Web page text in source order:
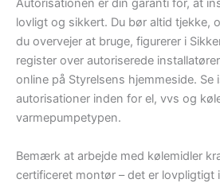
Autorisationen er din garanti for, at
lovligt og sikkert. Du bør altid tjekke,
du overvejer at bruge, figurerer i
register over autoriserede
online på Styrelsens hjemmeside.
autorisationer inden for el, vvs og
varmepumpetypen.
Bemærk at arbejde med kølemidler
certificeret montør – det er lovpligtigt